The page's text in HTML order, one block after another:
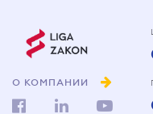
О КОМПАНИИ